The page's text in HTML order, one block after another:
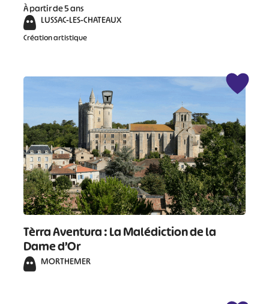
À partir de 5 ans
LUSSAC-LES-CHATEAUX
Création artistique
Tèrra Aventura : La Malédiction de la
Dame d’Or
MORTHEMER